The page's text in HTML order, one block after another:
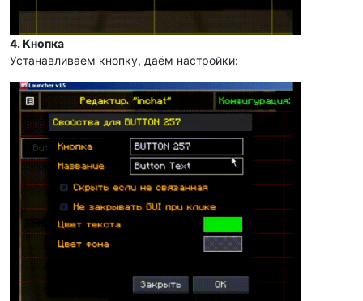
4. Кнопка
Устанавливаем кнопку, даём настройки: